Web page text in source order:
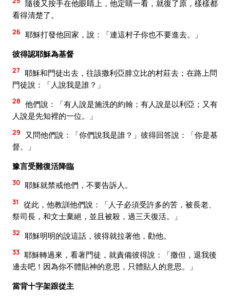
隨後又按手在他眼睛上，他定睛一看，就復了原，樣樣都
看得清楚了。
26 耶穌打發他回家，說：「連這村子你也不要進去。」
彼得認耶穌為基督
27 耶穌和門徒出去，往該撒利亞腓立比的村莊去；在路上問
門徒說：「人說我是誰？」
28 他們說：「有人說是施洗的約翰；有人說是以利亞；又有
人說是先知裡的一位。」
29
又問他們說：「你們說我是誰？」彼得回答說：「你是基
督。」
豫言受難復活降臨
30 耶穌就禁戒他們，不要告訴人。
31
從此，他教訓他們說：「人子必須受許多的苦，被長老、
祭司長，和文士棄絕，並且被殺，過三天復活。」
32 耶穌明明的說這話，彼得就拉著他，勸他。
33 耶穌轉過來，看著門徒，就責備彼得說：「撒但，退我後
邊去吧！因為你不體貼神的意思，只體貼人的意思。」
當背十字架跟從主